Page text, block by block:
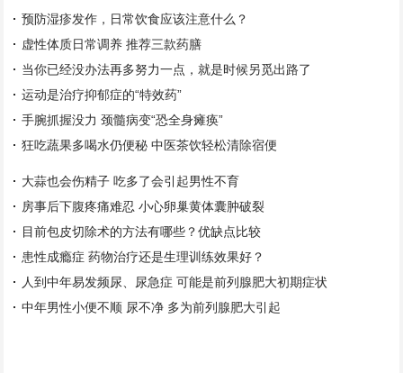
预防湿疹发作，日常饮食应该注意什么？
虚性体质日常调养 推荐三款药膳
当你已经没办法再多努力一点，就是时候另觅出路了
运动是治疗抑郁症的“特效药”
手腕抓握没力 颈髓病变“恐全身瘫痪”
狂吃蔬果多喝水仍便秘 中医茶饮轻松清除宿便
大蒜也会伤精子 吃多了会引起男性不育
房事后下腹疼痛难忍 小心卵巢黄体囊肿破裂
目前包皮切除术的方法有哪些？优缺点比较
患性成瘾症 药物治疗还是生理训练效果好？
人到中年易发频尿、尿急症 可能是前列腺肥大初期症状
中年男性小便不顺 尿不净 多为前列腺肥大引起